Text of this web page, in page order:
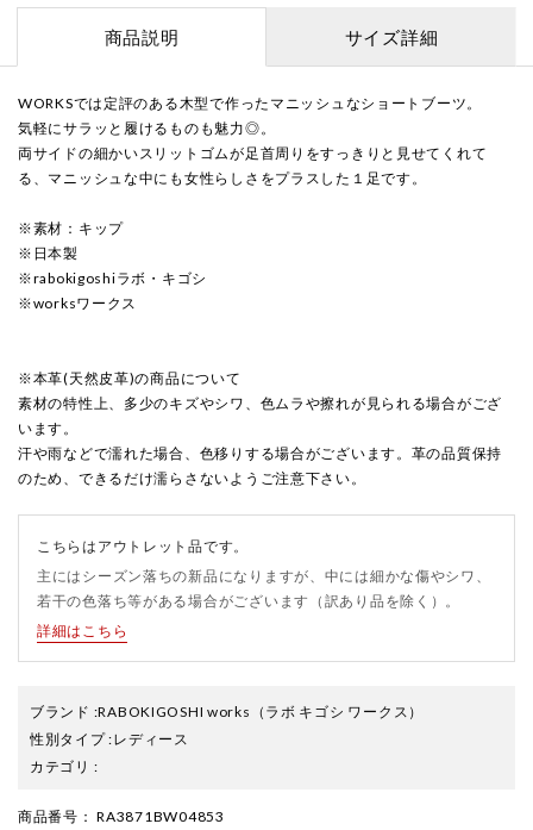
商品説明 サイズ詳細
WORKSでは定評のある木型で作ったマニッシュなショートブーツ。
気軽にサラッと履けるものも魅力◎。
両サイドの細かいスリットゴムが足首周りをすっきりと見せてくれて
る、マニッシュな中にも女性らしさをプラスした１足です。
※素材：キップ
※日本製
※rabokigoshiラボ・キゴシ
※worksワークス
※本革(天然皮革)の商品について
素材の特性上、多少のキズやシワ、色ムラや擦れが見られる場合がござ
います。
汗や雨などで濡れた場合、色移りする場合がございます。革の品質保持
のため、できるだけ濡らさないようご注意下さい。
こちらはアウトレット品です。
主にはシーズン落ちの新品になりますが、中には細かな傷やシワ、
若干の色落ち等がある場合がございます（訳あり品を除く）。
詳細はこちら
ブランド :RABOKIGOSHI works （ラボ キゴシ ワークス）
性別タイプ:レディース
カテゴリ :
商品番号 ： RA3871BW04853